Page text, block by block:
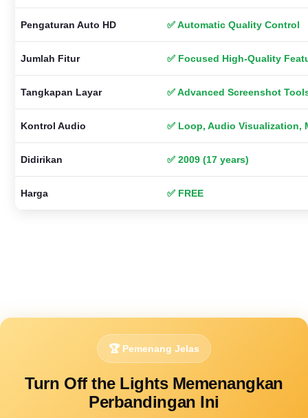
Pengaturan Auto HD ✅ Automatic Quality Control
Jumlah Fitur ✅ Focused High-Quality
Tangkapan Layar ✅ Advanced Screenshot
Kontrol Audio ✅ Loop, Audio Visualization,
Didirikan ✅ 2009 (17 years)
Harga ✅ FREE
🏆 Pemenang Jelas
Turn Off the Lights Memenangkan
Perbandingan Ini